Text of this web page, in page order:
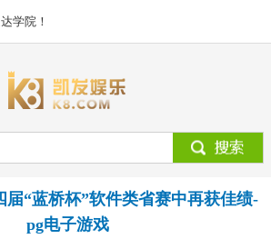
学院！
届“蓝桥杯”软件类省赛中再获佳绩-
pg电子游戏